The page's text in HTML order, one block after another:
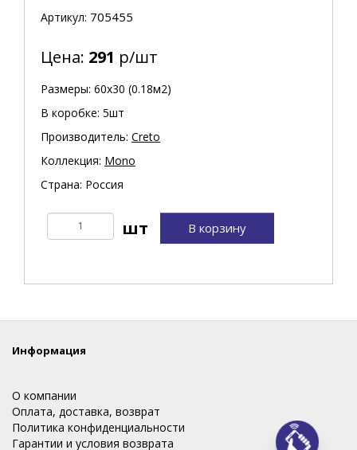
Артикул: 705455
Цена: 291 р/шт
Размеры: 60х30 (0.18м2)
В коробке: 5шт
Производитель: Creto
Коллекция: Mono
Страна: Россия
В корзину
Информация
О компании
Оплата, доставка, возврат
Политика конфиденциальности
Гарантии и условия возврата